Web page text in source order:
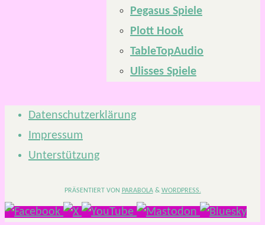
Pegasus Spiele
Plott Hook
TableTopAudio
Ulisses Spiele
Datenschutzerklärung
Impressum
Unterstützung
PRÄSENTIERT VON PARABOLA& WORDPRESS.